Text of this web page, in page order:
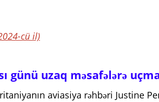
cü il)
günü uzaq məsafələrə
aviasiya rəhbəri Justine